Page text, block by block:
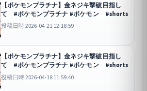
【ポケモンプラチナ】金ネジキ撃破目指し
て #ポケモンプラチナ #ポケモン #shorts
投稿日時 2026-04-21 12:18:59
【ポケモンプラチナ】金ネジキ撃破目指し
て #ポケモンプラチナ #ポケモン #shorts
投稿日時 2026-04-18 11:59:40